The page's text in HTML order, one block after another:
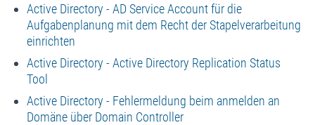
Active Directory - AD Service Account für die
Aufgabenplanung mit dem Recht der Stapelverarbeitung
einrichten
Active Directory - Active Directory Replication Status
Tool
Active Directory - Fehlermeldung beim anmelden an
Domäne über Domain Controller